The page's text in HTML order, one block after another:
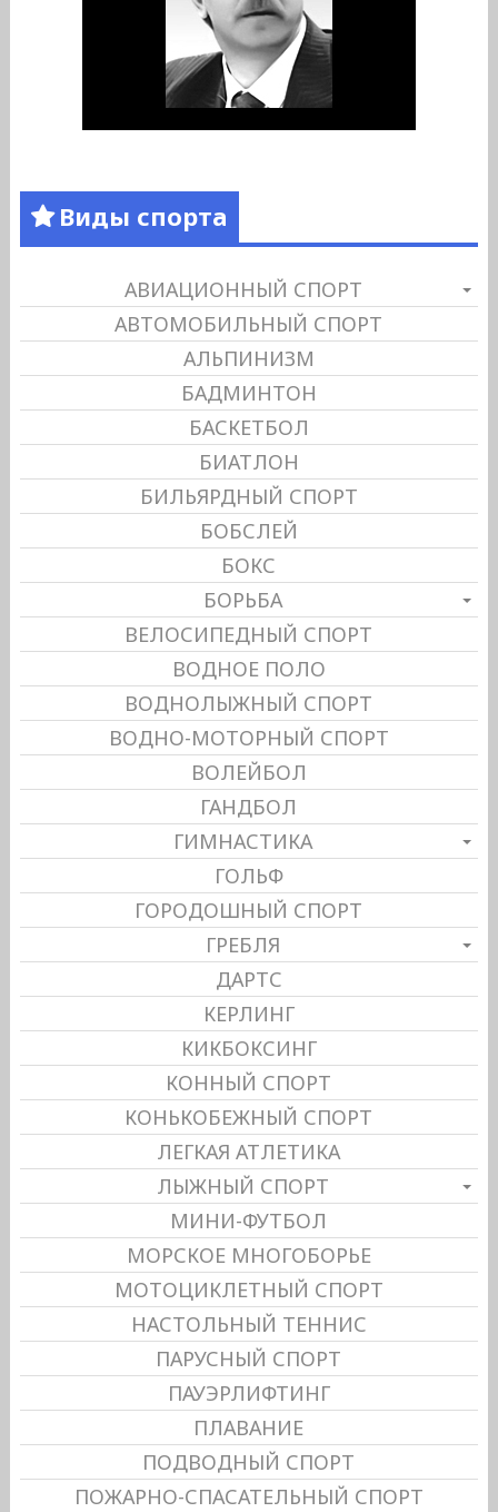
Виды спорта
АВИАЦИОННЫЙ СПОРТ
АВТОМОБИЛЬНЫЙ СПОРТ
АЛЬПИНИЗМ
БАДМИНТОН
БАСКЕТБОЛ
БИАТЛОН
БИЛЬЯРДНЫЙ СПОРТ
БОБСЛЕЙ
БОКС
БОРЬБА
ВЕЛОСИПЕДНЫЙ СПОРТ
ВОДНОЕ ПОЛО
ВОДНОЛЫЖНЫЙ СПОРТ
ВОДНО-МОТОРНЫЙ СПОРТ
ВОЛЕЙБОЛ
ГАНДБОЛ
ГИМНАСТИКА
ГОЛЬФ
ГОРОДОШНЫЙ СПОРТ
ГРЕБЛЯ
ДАРТС
КЕРЛИНГ
КИКБОКСИНГ
КОННЫЙ СПОРТ
КОНЬКОБЕЖНЫЙ СПОРТ
ЛЕГКАЯ АТЛЕТИКА
ЛЫЖНЫЙ СПОРТ
МИНИ-ФУТБОЛ
МОРСКОЕ МНОГОБОРЬЕ
МОТОЦИКЛЕТНЫЙ СПОРТ
НАСТОЛЬНЫЙ ТЕННИС
ПАРУСНЫЙ СПОРТ
ПАУЭРЛИФТИНГ
ПЛАВАНИЕ
ПОДВОДНЫЙ СПОРТ
ПОЖАРНО-СПАСАТЕЛЬНЫЙ СПОРТ